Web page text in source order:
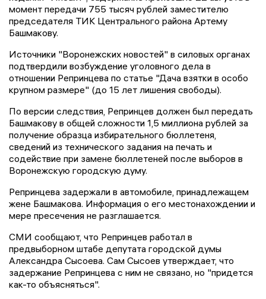
момент передачи 755 тысяч рублей заместителю
председателя ТИК Центрального района Артему
Башмакову.
Источники "Воронежских новостей" в силовых органах
подтвердили возбуждение уголовного дела в
отношении Репринцева по статье "Дача взятки в особо
крупном размере" (до 15 лет лишения свободы).
По версии следствия, Репринцев должен был передать
Башмакову в общей сложности 1,5 миллиона рублей за
получение образца избирательного бюллетеня,
сведений из технического задания на печать и
содействие при замене бюллетеней после выборов в
Воронежскую городскую думу.
Репринцева задержали в автомобиле, принадлежащем
жене Башмакова. Информация о его местонахождении и
мере пресечения не разглашается.
СМИ сообщают, что Репринцев работал в
предвыборном штабе депутата городской думы
Александра Сысоева. Сам Сысоев утверждает, что
задержание Репринцева с ним не связано, но "придется
как-то объясняться".